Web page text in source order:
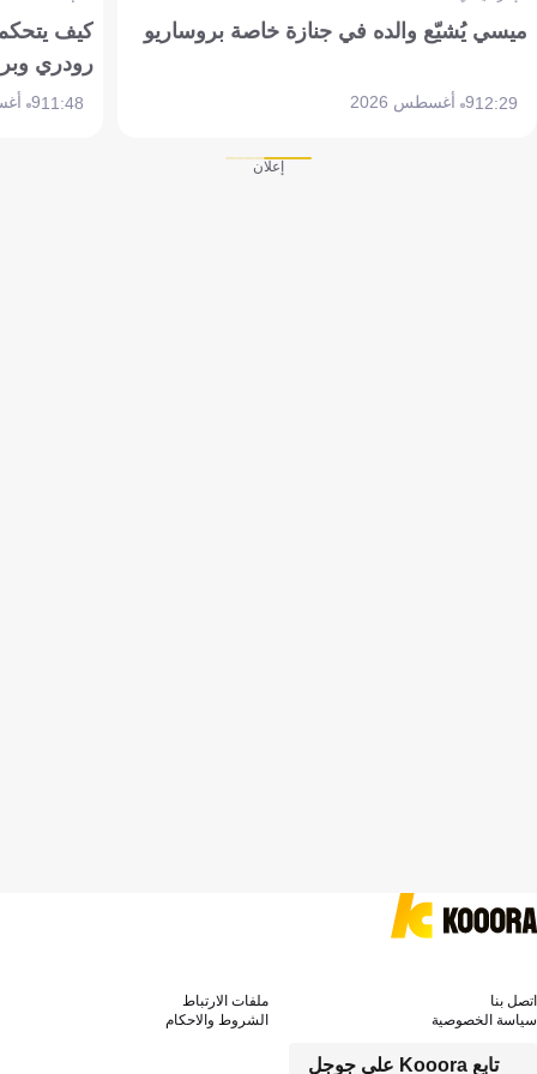
ميسي يُشيّع والده في جنازة خاصة بروساريو
12:299 أغسطس 2026
كيف
رودري
11:489 أغسطس 2026
إعلان
تابع Kooora على جوجل
اتصل بنا
ملفات الارتباط
سياسة الخصوصية
الشروط والاحكام